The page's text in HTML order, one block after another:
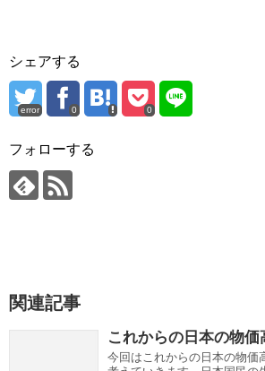
シェアする
error 0 0
フォローする
関連記事
これからの日本の物価
今回はこれからの日本の物価